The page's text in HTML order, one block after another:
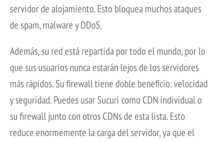
servidor de alojamiento. Esto bloquea muchos ataques
de spam, malware y DDoS.
Además, su red está repartida por todo el mundo, por lo
que sus usuarios nunca estarán lejos de los servidores
más rápidos. Su firewall tiene doble beneficio: velocidad
y seguridad. Puedes usar Sucuri como CDN individual o
su firewall junto con otros CDNs de esta lista. Esto
reduce enormemente la carga del servidor, ya que el